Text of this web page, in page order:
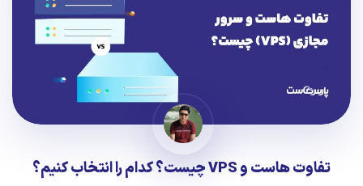
تفاوت هاست و VPS چیست؟ کدام را انتخاب کنیم؟